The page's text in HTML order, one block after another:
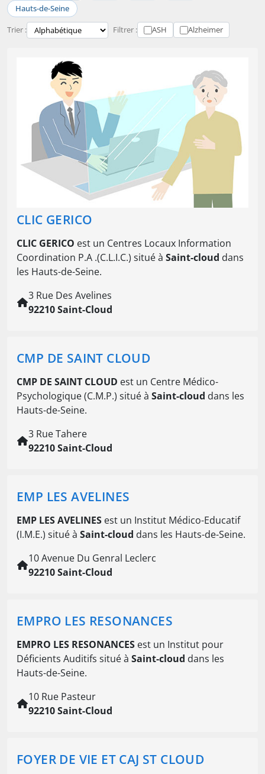
Hauts-de-Seine
Trier : Filtrer : ASH Alzheimer
CLIC GERICO
CLIC GERICO est un Centres Locaux Information
Coordination P.A .(C.L.I.C.) situé à Saint-cloud dans
les Hauts-de-Seine.
3 Rue Des Avelines
92210 Saint-Cloud
CMP DE SAINT CLOUD
CMP DE SAINT CLOUD est un Centre Médico-
Psychologique (C.M.P.) situé à Saint-cloud dans les
Hauts-de-Seine.
3 Rue Tahere
92210 Saint-Cloud
EMP LES AVELINES
EMP LES AVELINES est un Institut Médico-Educatif
(I.M.E.) situé à Saint-cloud dans les Hauts-de-Seine.
10 Avenue Du Genral Leclerc
92210 Saint-Cloud
EMPRO LES RESONANCES
EMPRO LES RESONANCES est un Institut pour
Déficients Auditifs situé à Saint-cloud dans les
Hauts-de-Seine.
10 Rue Pasteur
92210 Saint-Cloud
FOYER DE VIE ET CAJ ST CLOUD